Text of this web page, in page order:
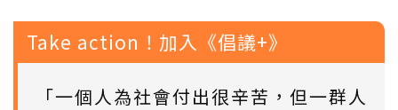
Take action！加入《倡議+》
「一個人為社會付出很辛苦，但一群人